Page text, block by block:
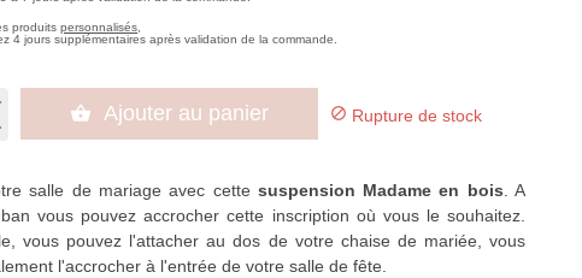
produitspersonnalisés
4 jours supplémentaires après validation de la commande.
 Ajouter au panier  Rupture de stock
salle de mariage avec cette suspension Madame en bois . A
vous pouvez accrocher cette inscription où vous le souhaitez.
vous pouvez l'attacher au dos de votre chaise de mariée, vous
l'accrocher à l'entrée de votre salle de fête.